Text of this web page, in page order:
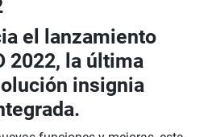
el lanzamiento
2022, la última
insignia